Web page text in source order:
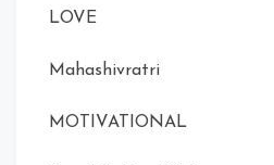
LOVE
Mahashivratri
MOTIVATIONAL